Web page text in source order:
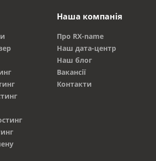
Наша компанія
Про RX-name
Наш дата-центр
Наш блог
Вакансії
Контакти